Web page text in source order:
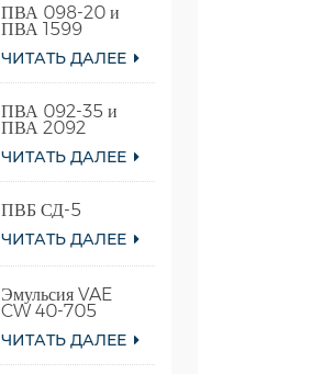
ПВА 098-20 и
ПВА 1599
ЧИТАТЬ ДАЛЕЕ
ПВА 092-35 и
ПВА 2092
ЧИТАТЬ ДАЛЕЕ
ПВБ СД-5
ЧИТАТЬ ДАЛЕЕ
Эмульсия VAE
CW 40-705
ЧИТАТЬ ДАЛЕЕ